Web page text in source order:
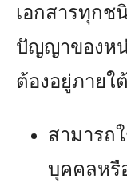
เอกสารทุก
ปัญญาของห
ต้องอยู่ภายใ
สามารถ
บุคคลหรื